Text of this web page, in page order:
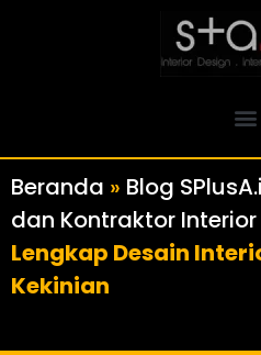
Beranda » Blog
dan Kontraktor Interior
Lengkap Desain
Kekinian